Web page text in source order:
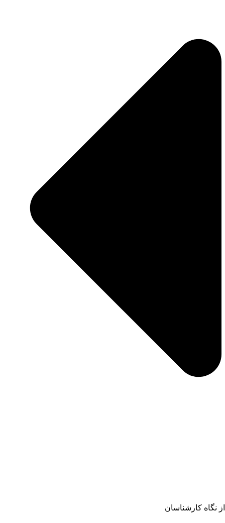
از نگاه کارشناسان